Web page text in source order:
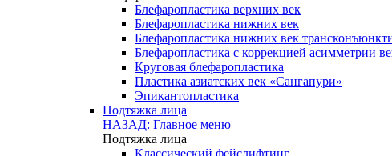
Блефаропластика верхних век
Блефаропластика нижних век
Блефаропластика нижних век
Блефаропластика с коррекцией асимметрии
Круговая блефаропластика
Пластика азиатских век «Сангапури»
Эпикантопластика
Подтяжка лица
НАЗАД: Главное меню
Подтяжка лица
Классический фейслифтинг